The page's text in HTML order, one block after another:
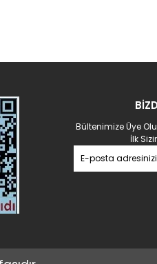
Bültenimize Üye
İlk